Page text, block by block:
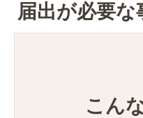
届出が必要な
こん